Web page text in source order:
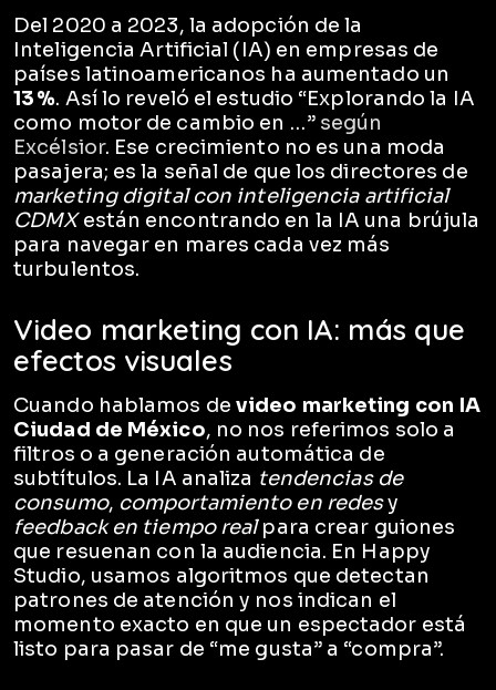
Del 2020 a 2023, la adopción de la
Inteligencia Artificial (IA) en empresas de
países latinoamericanos ha aumentado un
13 %. Así lo reveló el estudio “Explorando la IA
como motor de cambio en …” según
Excélsior. Ese crecimiento no es una moda
pasajera; es la señal de que los directores de
marketing digital con inteligencia artificial
CDMXestán encontrando en la IA una brújula
para navegar en mares cada vez más
turbulentos.
Video marketing con IA: más que
efectos visuales
Cuando hablamos de video marketing con IA
Ciudad de México, no nos referimos solo a
filtros o a generación automática de
subtítulos. La IA analiza tendencias de
consumo, comportamiento en redesy
feedback en tiempo realpara crear guiones
que resuenan con la audiencia. En Happy
Studio, usamos algoritmos que detectan
patrones de atención y nos indican el
momento exacto en que un espectador está
listo para pasar de “me gusta” a “compra”.